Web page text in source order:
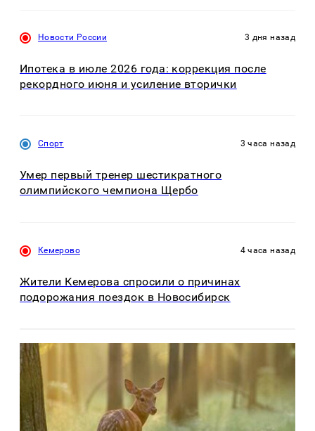
Новости России 3 дня назад
Ипотека в июле 2026 года: коррекция после
рекордного июня и усиление вторички
Спорт 3 часа назад
Умер первый тренер шестикратного
олимпийского чемпиона Щербо
Кемерово 4 часа назад
Жители Кемерова спросили о причинах
подорожания поездок в Новосибирск